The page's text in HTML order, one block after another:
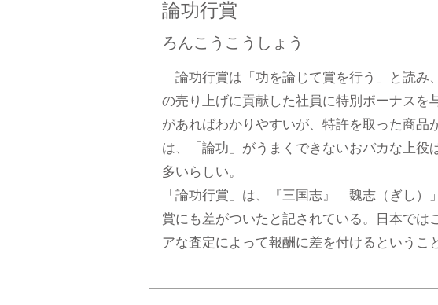
論功行賞
ろんこうこうしょう
論功行賞は「功を論じて賞を行う」と読
の売り上げに貢献した社員に特別ボーナス
があればわかりやすいが、特許を取った商
は、「論功」がうまくできないおバカな上
多いらしい。
「論功行賞」は、『三国志』「魏志（ぎし
賞にも差がついたと記されている。日本で
アな査定によって報酬に差を付けるという